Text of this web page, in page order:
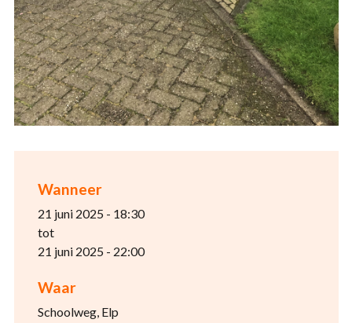
Wanneer
21 juni 2025 - 18:30
tot
21 juni 2025 - 22:00
Waar
Schoolweg, Elp